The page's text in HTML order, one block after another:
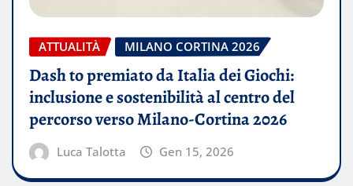
ATTUALITÀ MILANO CORTINA 2026
Dash to premiato da Italia dei Giochi:
inclusione e sostenibilità al centro del
percorso verso Milano-Cortina 2026
Luca Talotta Gen 15, 2026